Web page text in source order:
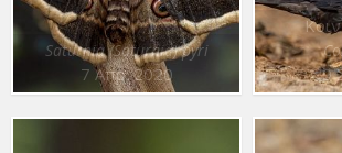
Saturnia (Saturnia) pyri
7 Απρ. 2020 9